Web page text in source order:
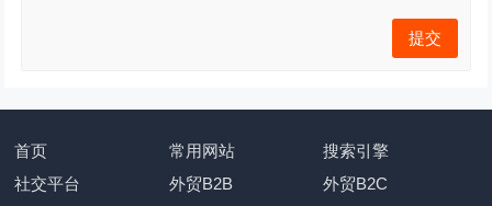
首页 常用网站
搜索引擎
社交平台
外贸B2B
外贸B2C